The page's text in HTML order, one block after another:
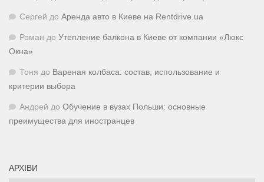
Сергей до Аренда авто в Киеве на Rentdrive.ua
Роман до Утепление балкона в Киеве от компании «Люкс
Окна»
Тоня до Вареная колбаса: состав, использование и
критерии выбора
Андрей до Обучение в вузах Польши: основные
преимущества для иностранцев
АРХІВИ